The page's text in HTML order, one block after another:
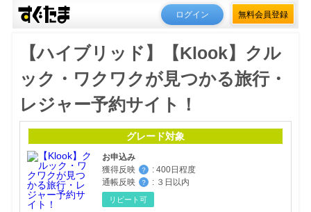
ログイン 無料会員登録
【ハイブリッド】【Klook】クル
ック・ワクワクが見つかる旅行・
レジャー予約サイト！
グレード対象
お申込み
獲得反映
？ : 400日程度
通帳反映
？ : ３日以内
リピート可